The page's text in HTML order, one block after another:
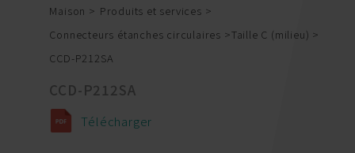
Maison
Produits et services
Connecteurs étanches circulaires
Taille C (milieu)
CCD-P212SA
CCD-P212SA
Télécharger